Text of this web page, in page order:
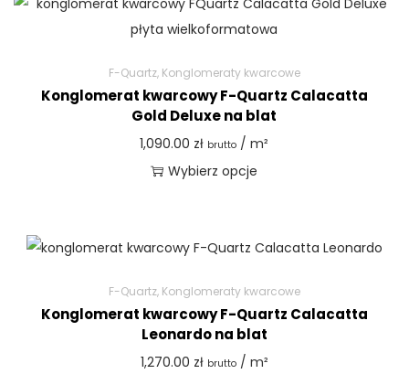
F-Quartz, Konglomeraty kwarcowe
Konglomerat kwarcowy F-Quartz Calacatta
Gold Deluxe na blat
1,090.00 zł brutto / m²
Wybierz opcje
F-Quartz, Konglomeraty kwarcowe
Konglomerat kwarcowy F-Quartz Calacatta
Leonardo na blat
1,270.00 zł brutto/ m²